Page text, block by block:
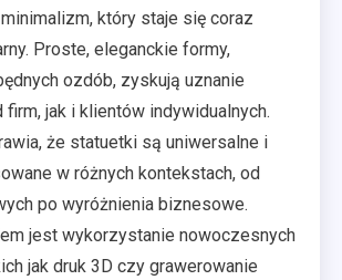
który staje się coraz
Proste, eleganckie formy,
ozdób, zyskują uznanie
firm, jak i klientów indywidualnych.
że statuetki są uniwersalne i
w różnych kontekstach, od
po wyróżnienia biznesowe.
jest wykorzystanie nowoczesnych
jak druk 3D czy grawerowanie